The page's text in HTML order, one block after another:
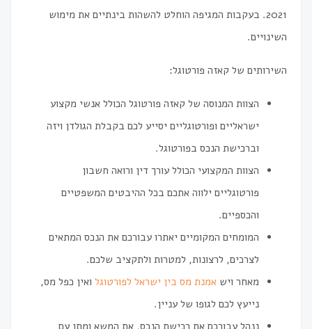
2021. בעקבות המגיפה הוחלט להשהות בינתיים את מימוש
השינויים.
השירותים של קאזה פורטוגל:
הצוות המנוסה של קאזה פורטוגל הכולל אנשי מקצוע
ישראליים ופורטוגליים יסייע לכם בקבלת הגולדן ויזה
וברכישת הנכס בפורטוגל.
הצוות המקצועי הכולל עורך דין ורואה חשבון
פורטוגליים ילווה אתכם בכל ההיבטים המשפטיים
והכספיים.
המומחים המקומיים יאתרו עבורכם את הנכס המתאים
לצרכים, לרצונות, למטרות ולתקציב שלכם.
מאחר ויש אמנת מס בין ישראל לפורטוגל ואין כפל מס,
נייעץ לכם לגופו של עניין.
ננהל עבורכם את רכישת הנכס, את המשא ומתן עם